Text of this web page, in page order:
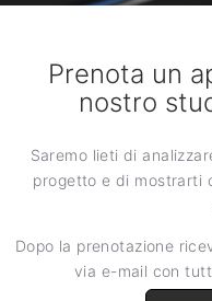
Prenota un
nostro
Saremo lieti di
progetto e di mostrarti
Dopo la prenotazione
via e-mail con